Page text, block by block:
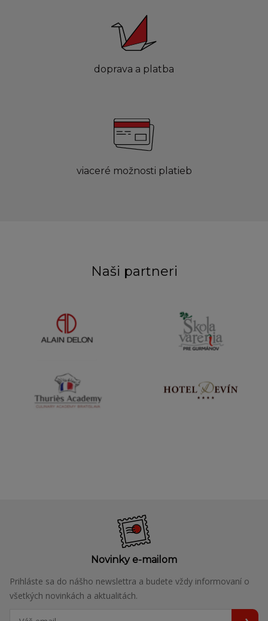
doprava a platba
viaceré možnosti platieb
Naši partneri
Novinky e-mailom
Prihláste sa do nášho newslettra a budete vždy informovaní o
všetkých novinkách a aktualitách.